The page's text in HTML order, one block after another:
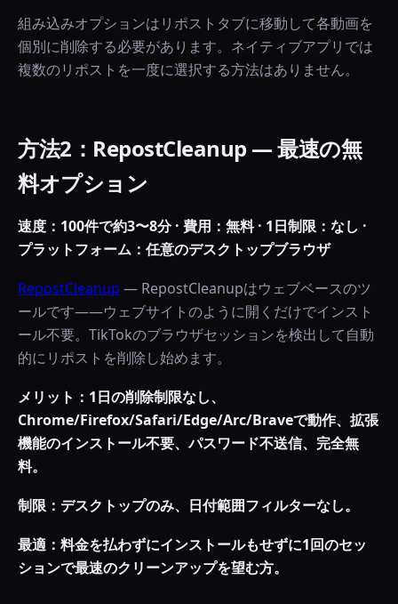
組み込みオプションはリポストタブに移動して各動画を
個別に削除する必要があります。ネイティブアプリでは
複数のリポストを一度に選択する方法はありません。
方法2：RepostCleanup — 最速の無
料オプション
速度：100件で約3〜8分 · 費用：無料 · 1日制限：なし ·
プラットフォーム：任意のデスクトップブラウザ
RepostCleanup — RepostCleanupはウェブベースのツ
ールです——ウェブサイトのように開くだけでインスト
ール不要。TikTokのブラウザセッションを検出して自動
的にリポストを削除し始めます。
メリット：1日の削除制限なし、
Chrome/Firefox/Safari/Edge/Arc/Braveで動作、拡張
機能のインストール不要、パスワード不送信、完全無
料。
制限：デスクトップのみ、日付範囲フィルターなし。
最適：料金を払わずにインストールもせずに1回のセッ
ションで最速のクリーンアップを望む方。